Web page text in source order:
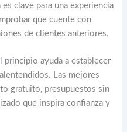
clave para una experiencia
que cuente con
de clientes anteriores.
principio ayuda a establecer
Las mejores
gratuito, presupuestos sin
que inspira confianza y